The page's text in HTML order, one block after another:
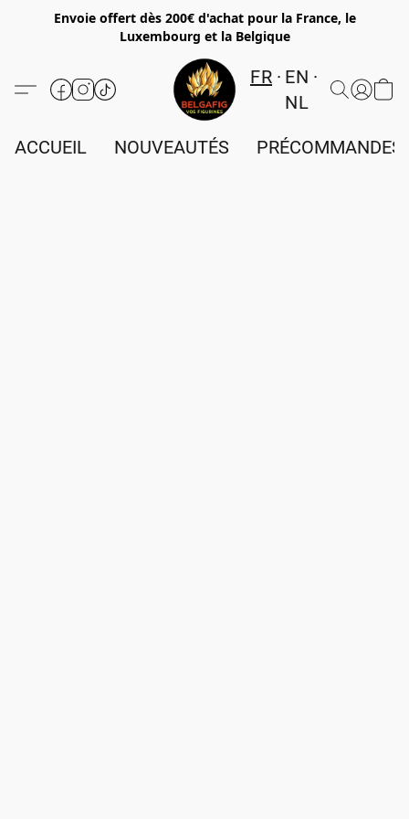
Envoie offert dès 200€ d'achat pour la France, le
Luxembourg et la Belgique
FR
EN
NL
ACCUEIL NOUVEAUTÉS PRÉCOMMANDES